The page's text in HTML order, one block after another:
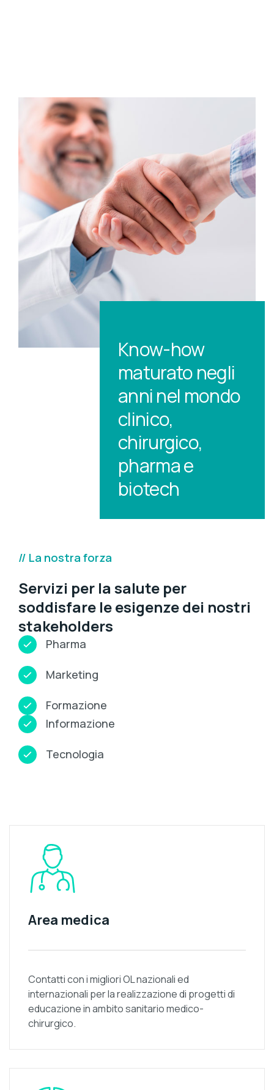
Know-how
maturato negli
anni nel mondo
clinico,
chirurgico,
pharma e
biotech
// La nostra forza
Servizi per la salute per
soddisfare le esigenze dei nostri
stakeholders
Pharma
Marketing
Formazione
Informazione
Tecnologia
Area medica
Contatti con i migliori OL nazionali ed
internazionali per la realizzazione di progetti di
educazione in ambito sanitario medico-
chirurgico.